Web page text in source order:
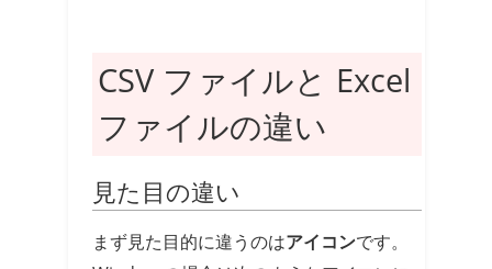
CSV ファイルと Excel
ファイルの違い
見た目の違い
まず見た目的に違うのはアイコンです。